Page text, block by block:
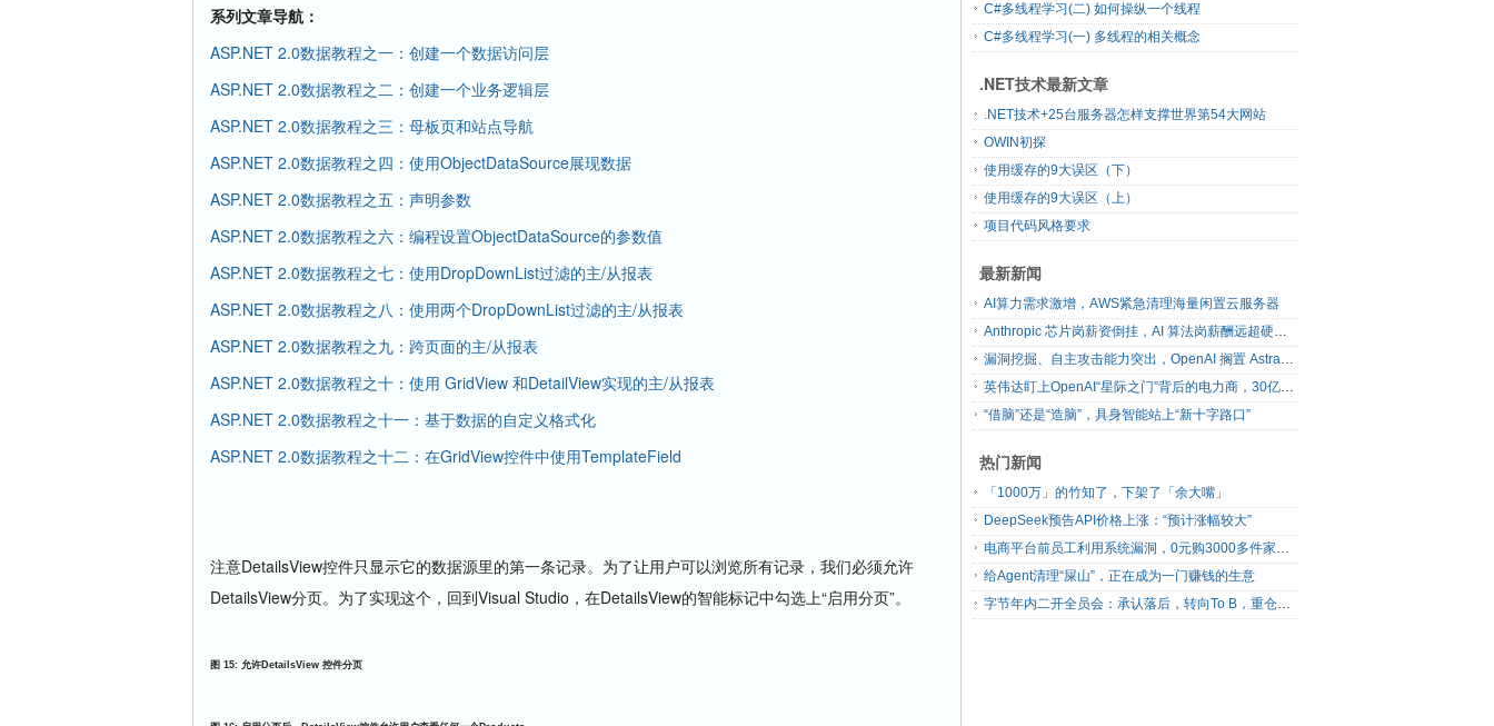
系列文章导航：
ASP.NET 2.0数据教程之一：创建一个数据访问层
ASP.NET 2.0数据教程之二：创建一个业务逻辑层
ASP.NET 2.0数据教程之三：母板页和站点导航
ASP.NET 2.0数据教程之四：使用ObjectDataSource展现数据
ASP.NET 2.0数据教程之五：声明参数
ASP.NET 2.0数据教程之六：编程设置ObjectDataSource的参数值
ASP.NET 2.0数据教程之七：使用DropDownList过滤的主/从报表
ASP.NET 2.0数据教程之八：使用两个DropDownList过滤的主/从报表
ASP.NET 2.0数据教程之九：跨页面的主/从报表
ASP.NET 2.0数据教程之十：使用 GridView 和DetailView实现的主/从报表
ASP.NET 2.0数据教程之十一：基于数据的自定义格式化
ASP.NET 2.0数据教程之十二：在GridView控件中使用TemplateField
注意DetailsView控件只显示它的数据源里的第一条记录。为了让用户可以浏览所有记录，我们必须允许
DetailsView分页。为了实现这个，回到Visual Studio ，在DetailsView的智能标记中勾选上“启用分页”。
图 15: 允许 DetailsView 控件分页
C#多线程学习(二) 如何操纵一个线程
C#多线程学习(一) 多线程的相关概念
.NET技术最新文章
.NET技术+25台服务器怎样支撑世界第54大网站
OWIN初探
使用缓存的9大误区（下）
使用缓存的9大误区（上）
项目代码风格要求
最新新闻
AI算力需求激增，AWS紧急清理海量闲置云服务器
Anthropic 芯片岗薪资倒挂，AI 算法岗薪酬远超硬件工程师
漏洞挖掘、自主攻击能力突出，OpenAI 搁置 Astra 模型发布
英伟达盯上OpenAI“星际之门”背后的电力商，30亿美元直接入股
“借脑”还是“造脑”，具身智能站上“新十字路口”
热门新闻
「1000万」的竹知了，下架了「余大嘴」
DeepSeek预告API价格上涨：“预计涨幅较大”
电商平台前员工利用系统漏洞，0元购3000多件家电！
给Agent清理“屎山”，正在成为一门赚钱的生意
字节年内二开全员会：承认落后，转向To B，重仓年轻人